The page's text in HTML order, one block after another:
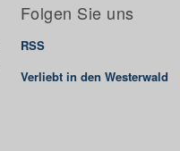
Folgen Sie uns
RSS
Verliebt in den Westerwald